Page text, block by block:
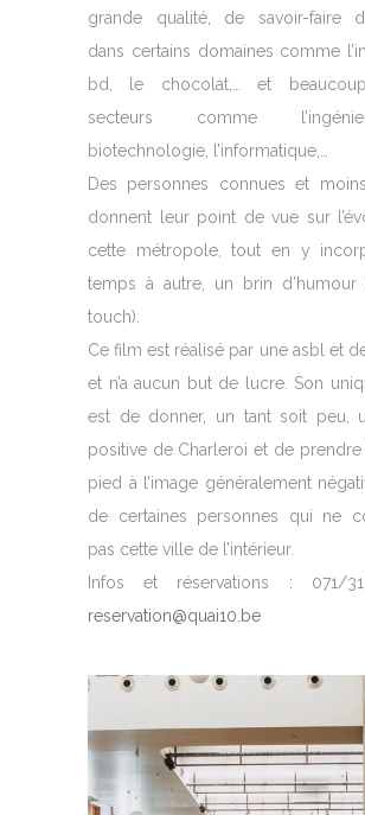
grande qualité, de savoir-faire
dans certains domaines comme
bd, le chocolat,… et beaucoup
secteurs comme
biotechnologie, l’informatique,…
Des personnes connues et
donnent leur point de vue sur
cette métropole, tout en y
temps à autre, un brin d’humour
touch).
Ce film est réalisé par une asbl et
et n’a aucun but de lucre. Son
est de donner, un tant soit peu,
positive de Charleroi et de
pied à l’image généralement
de certaines personnes qui ne
pas cette ville de l’intérieur.
Infos et réservations : 071/
reservation@​quai10.​be